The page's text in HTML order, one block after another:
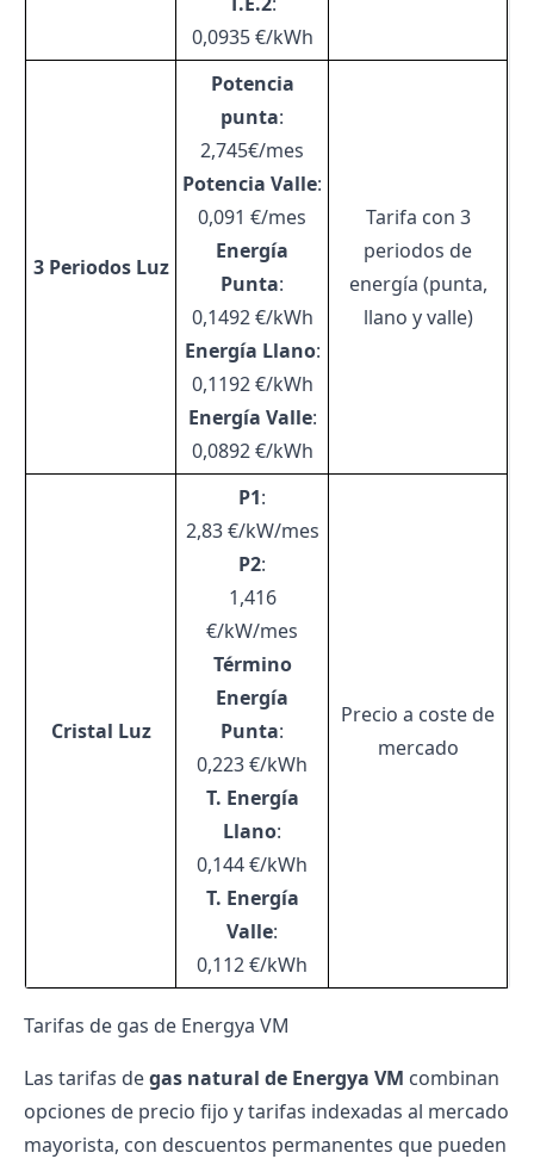
0,0935 €/kWh
3 Periodos Luz
Potencia
punta:
2,745€/mes
Potencia Valle:
0,091 €/mes
Energía
Punta:
0,1492 €/kWh
Energía Llano:
0,1192 €/kWh
Energía Valle:
0,0892 €/kWh
Tarifa con 3
periodos de
energía (punta,
llano y valle)
Cristal Luz
P1:
2,83 €/kW/mes
P2:
1,416
€/kW/mes
Término
Energía
Punta:
0,223 €/kWh
T. Energía
Llano:
0,144 €/kWh
T. Energía
Valle:
0,112 €/kWh
Precio a coste de
mercado
Tarifas de gas de Energya VM
Las tarifas degas natural de Energya VM combinan
opciones de precio fijo y tarifas indexadas al mercado
mayorista, con descuentos permanentes que pueden